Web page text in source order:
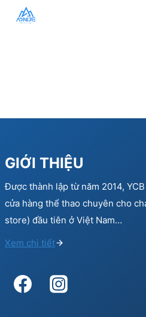
GIỚI THIỆU
Được thành lập từ năm 2014,
cửa hàng thể thao chuyên cho
store) đầu tiên ở Việt Nam…
Xem chi tiết